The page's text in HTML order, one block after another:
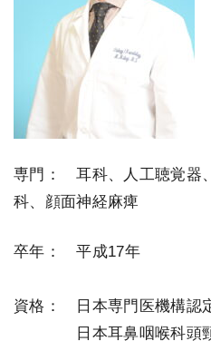
専門： 耳科、人工聴覚器
科、顔面神経麻痺
卒年： 平成17年
資格： 日本専門医機構認
日本耳鼻咽喉科